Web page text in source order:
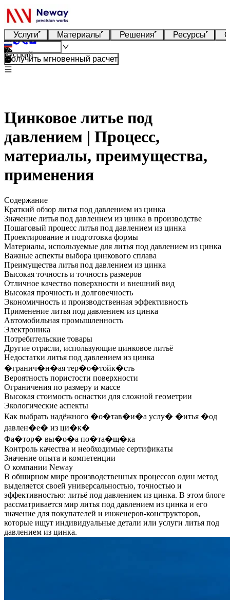
Услуги Материалы Решения Ресурсы
Русский
Получить мгновенный расчет
Цинковое литье под
давлением | Процесс,
материалы, преимущества,
применения
Содержание
Краткий обзор литья под давлением из цинка
Значение литья под давлением из цинка в производстве
Пошаговый процесс литья под давлением из цинка
Проектирование и подготовка формы
Материалы, используемые для литья под давлением из цинка
Важные аспекты выбора цинкового сплава
Преимущества литья под давлением из цинка
Высокая точность и точность размеров
Отличное качество поверхности и внешний вид
Высокая прочность и долговечность
Экономичность и производственная эффективность
Применение литья под давлением из цинка
Автомобильная промышленность
Электроника
Потребительские товары
Другие отрасли, использующие цинковое литьё
Недостатки литья под давлением из цинка
�гранич�н�ая тер�о�тойк�сть
Вероятность пористости поверхности
Ограничения по размеру и массе
Высокая стоимость оснастки для сложной геометрии
Экологические аспекты
Как выбрать надёжного �о�тав�и�а услу� �итья �од
давлен�е� из ци�к�
Фа�тор� вы�о�а по�та�щ�ка
Контроль качества и необходимые сертификаты
Значение опыта и компетенции
О компании Neway
В обширном мире производственных процессов один метод
выделяется своей универсальностью, точностью и
эффективностью: литьё под давлением из цинка. В этом блоге
рассматривается мир литья под давлением из цинка и его
значение для покупателей и инженеров-конструкторов,
которые ищут индивидуальные детали или услуги литья под
давлением из цинка.